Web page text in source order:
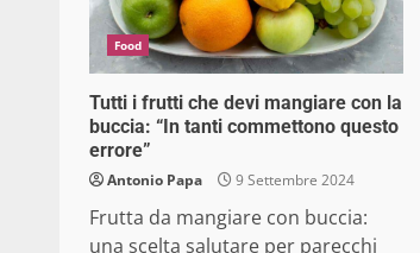
Food
Tutti i frutti che devi mangiare con la
buccia: “In tanti commettono questo
errore”
Antonio Papa 9 Settembre 2024
Frutta da mangiare con buccia:
una scelta salutare per parecchi